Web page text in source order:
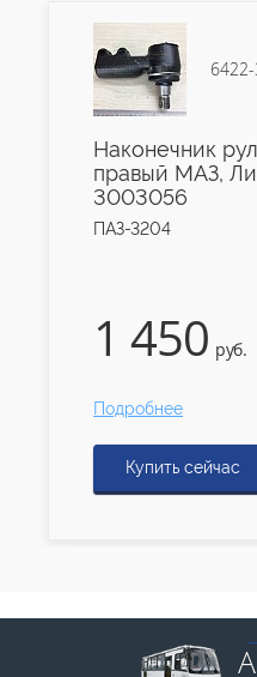
Наконечник
правый МАЗ,
3003056
ПАЗ-3204
1 450 руб.
Подробнее
Купить сейчас